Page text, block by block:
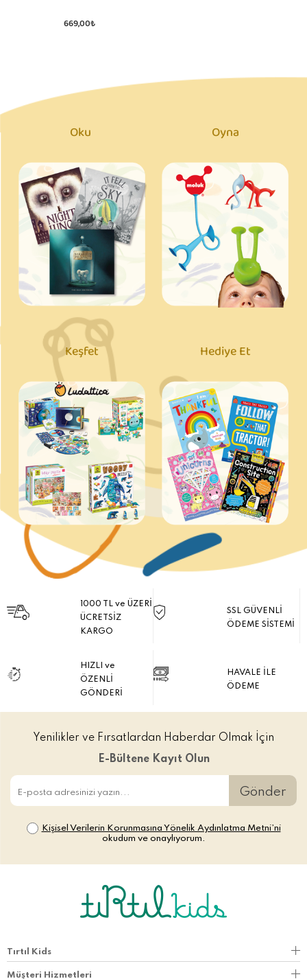
669,00₺
Oku Oyna
Keşfet Hediye Et
1000 TL ve ÜZERİ
ÜCRETSİZ
KARGO
SSL GÜVENLİ
ÖDEME SİSTEMİ
HIZLI ve
ÖZENLİ
GÖNDERİ
HAVALE İLE
ÖDEME
Yenilikler ve Fırsatlardan Haberdar Olmak İçin
E-Bültene Kayıt Olun
Gönder
Kişisel Verilerin Korunmasına Yönelik Aydınlatma Metni’ni
okudum ve onaylıyorum.
Tırtıl Kids
Müşteri Hizmetleri